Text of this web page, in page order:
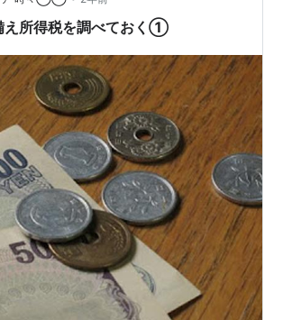
え所得税を調べておく①